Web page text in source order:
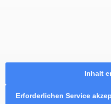
Inhalt
Erforderlichen Service